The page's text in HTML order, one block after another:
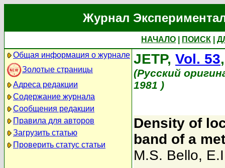
Журнал
НАЧАЛО ПОИСК
Общая информация о журнале
Золотые страницы
Адреса редакции
Содержание журнала
Сообщения редакции
Правила для авторов
Загрузить статью
Проверить статус статьи
JETP, Vol. 53
(Русский
1981 )
Density of
band of a
M.S. Bello,